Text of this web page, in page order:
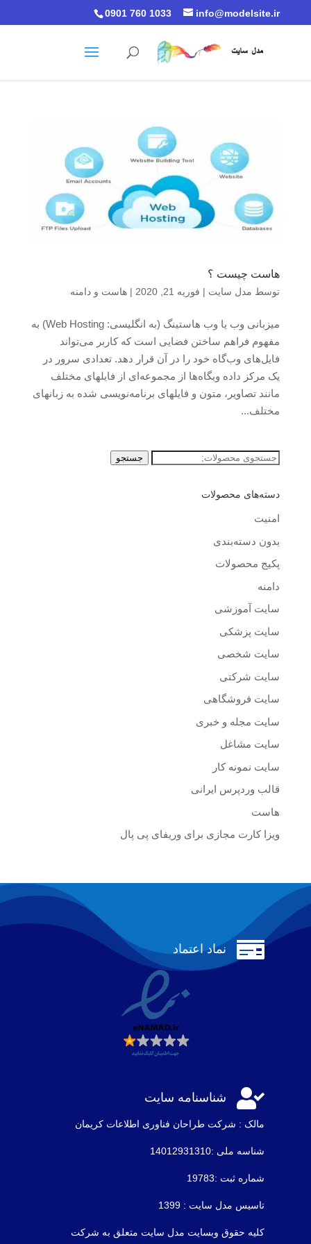
0901 760 1033 info@modelsite.ir
هاست چیست ؟
توسط مدل سایت | فوریه 21, 2020 | هاست و دامنه
میزبانی وب یا وب هاستینگ (به انگلیسی: Web Hosting) به
مفهوم فراهم ساختن فضایی است که کاربر می‌تواند
فایل‌های وب‌گاه خود را در آن قرار دهد. تعدادی سرور در
یک مرکز داده وبگاه‌ها از مجموعه‌ای از فایلهای مختلف
مانند تصاویر، متون و فایلهای برنامه‌نویسی شده به زبانهای
مختلف...
جستجو
جستجو
دسته‌های محصولات
امنیت
بدون دسته‌بندی
پکیج محصولات
دامنه
سایت آموزشی
سایت پزشکی
سایت شخصی
سایت شرکتی
سایت فروشگاهی
سایت مجله و خبری
سایت مشاغل
سایت نمونه کار
قالب وردپرس ایرانی
هاست
ویزا کارت مجازی برای وریفای پی پال
 نماد اعتماد
 شناسنامه سایت
مالک : شرکت طراحان فناوری اطلاعات كريمان
شناسه ملی :14012931310
شماره ثبت :19783
تاسیس مدل سایت : 1399
کلیه حقوق وبسایت مدل سایت متعلق به شرکت